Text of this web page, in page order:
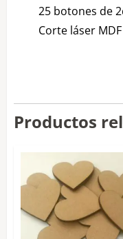
25 botones de
Corte láser
Productos